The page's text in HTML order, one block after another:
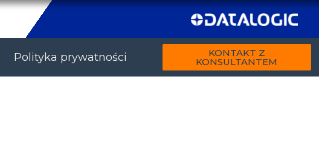
Polityka prywatności KONTAKT Z
KONSULTANTEM